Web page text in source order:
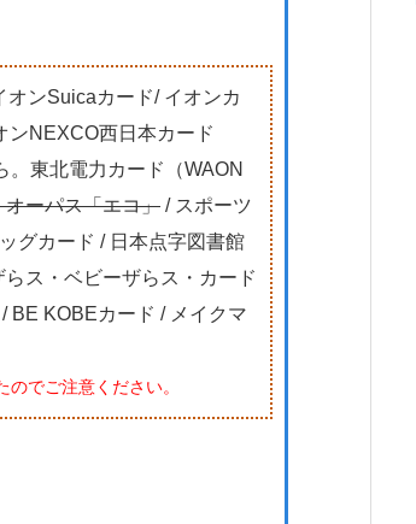
ンSuicaカード/ イオンカ
ンNEXCO西日本カード
。東北電力カード（WAON
ーパス「エコ」 / スポーツ
グカード / 日本点字図書館
ス・ベビーザらス・カード
BE KOBEカード / メイクマ
でご注意ください。